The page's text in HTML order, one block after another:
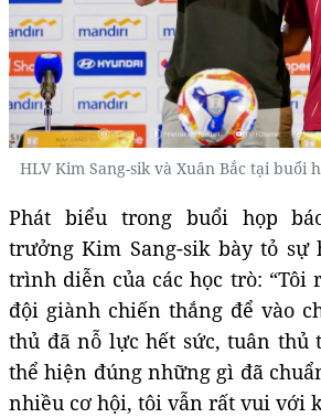
HLV Kim Sang-sik và Xuân Bắc tại buổi
Phát biểu trong buổi họp
trưởng Kim Sang-sik bày tỏ sự
trình diễn của các học trò: “Tôi
đội giành chiến thắng để vào
thủ đã nỗ lực hết sức, tuân thủ
thể hiện đúng những gì đã
nhiều cơ hội, tôi vẫn rất vui với